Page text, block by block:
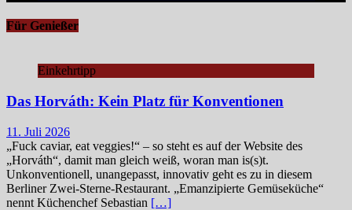
Für Genießer
Einkehrtipp
Das Horváth: Kein Platz für Konventionen
11. Juli 2026
„Fuck caviar, eat veggies!“ – so steht es auf der Website des
„Horváth“, damit man gleich weiß, woran man is(s)t.
Unkonventionell, unangepasst, innovativ geht es zu in diesem
Berliner Zwei-Sterne-Restaurant. „Emanzipierte Gemüseküche“
nennt Küchenchef Sebastian […]